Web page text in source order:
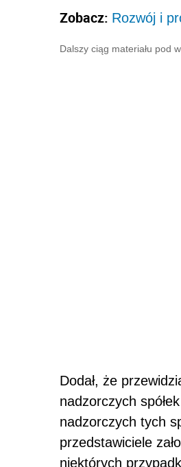
Zobacz: Rozwój i
Dalszy ciąg materiału pod
Dodał, że
nadzorczych
nadzorczych tych
przedstawiciele
niektórych